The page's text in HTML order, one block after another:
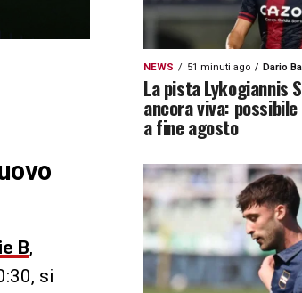
B,
si
NEWS 51 minuti ago Dario
La pista Lykogiannis
ancora viva:
a fine agosto